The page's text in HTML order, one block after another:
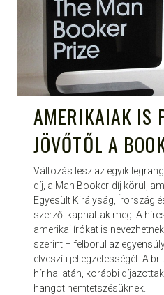
AMERIKAIAK IS
JÖVŐTŐL A
Változás lesz az egyik
díj, a Man Booker-díj körül,
Egyesült Királyság, Írország
szerzői kaphattak meg. A
amerikai írókat is
szerint – felborul az
elveszíti jellegzetességét. A
hír hallatán, korábbi
hangot nemtetszésüknek.